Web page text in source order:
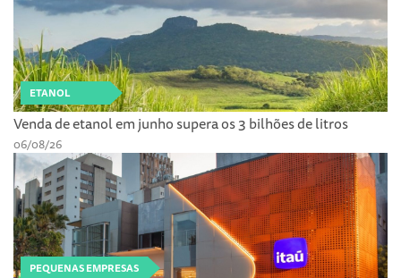
ETANOL
Venda de etanol em junho supera os 3 bilhões de litros
06/08/26
PEQUENAS EMPRESAS